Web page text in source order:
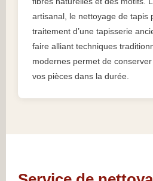
artisanal, le nettoyage de tapis
traitement d’une tapisserie
faire alliant techniques
modernes permet de
vos pièces dans la durée.